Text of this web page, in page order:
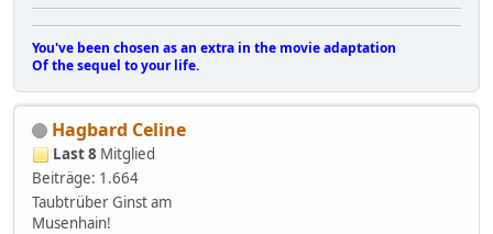
You've been chosen as an extra in the movie adaptation
Of the sequel to your life.
Hagbard Celine
Last 8 Mitglied
Beiträge: 1.664
Taubtrüber Ginst am
Musenhain!